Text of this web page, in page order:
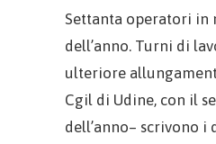
Settanta operatori in
dell’anno. Turni di
ulteriore
Cgil di Udine, con il
dell’anno– scrivono